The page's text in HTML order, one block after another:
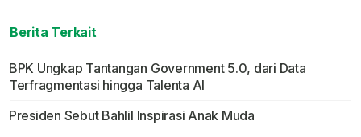
Berita Terkait
BPK Ungkap Tantangan Government 5.0, dari Data
Terfragmentasi hingga Talenta AI
Presiden Sebut Bahlil Inspirasi Anak Muda